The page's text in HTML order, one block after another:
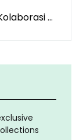
ASICS GEL-NYC x NARUTO, Kolaborasi Yang Bikin Wibu Seneng!